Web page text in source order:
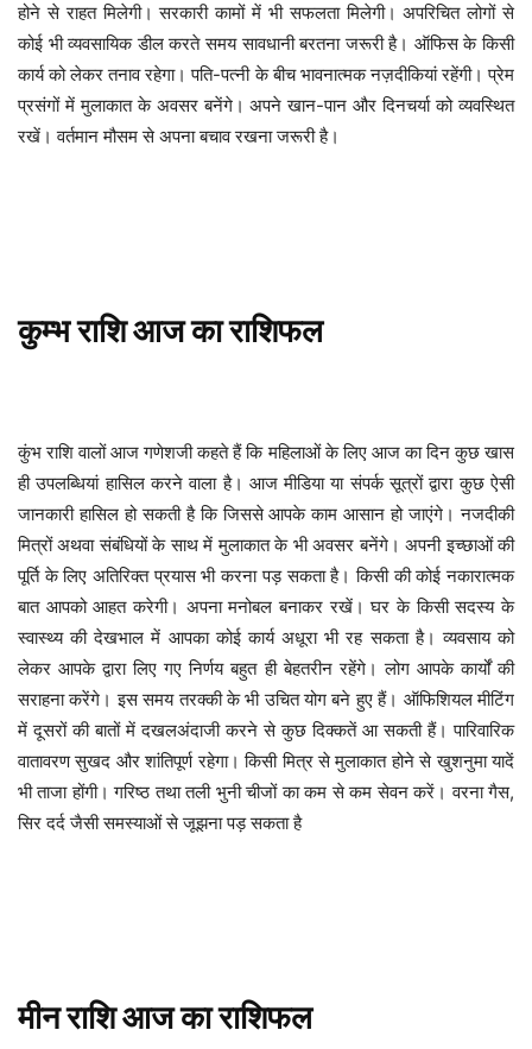
होने से राहत मिलेगी। सरकारी कामों में भी सफलता मिलेगी। अपरिचित लोगों से
कोई भी व्यवसायिक डील करते समय सावधानी बरतना जरूरी है। ऑफिस के किसी
कार्य को लेकर तनाव रहेगा। पति-पत्नी के बीच भावनात्मक नज़दीकियां रहेंगी। प्रेम
प्रसंगों में मुलाकात के अवसर बनेंगे। अपने खान-पान और दिनचर्या को व्यवस्थित
रखें। वर्तमान मौसम से अपना बचाव रखना जरूरी है।
कुम्भराशिआजकाराशिफल
कुंभ राशि वालों आज गणेशजी कहते हैं कि महिलाओं के लिए आज का दिन कुछ खास
ही उपलब्धियां हासिल करने वाला है। आज मीडिया या संपर्क सूत्रों द्वारा कुछ ऐसी
जानकारी हासिल हो सकती है कि जिससे आपके काम आसान हो जाएंगे। नजदीकी
मित्रों अथवा संबंधियों के साथ में मुलाकात के भी अवसर बनेंगे। अपनी इच्छाओं की
पूर्ति के लिए अतिरिक्त प्रयास भी करना पड़ सकता है। किसी की कोई नकारात्मक
बात आपको आहत करेगी। अपना मनोबल बनाकर रखें। घर के किसी सदस्य के
स्वास्थ्य की देखभाल में आपका कोई कार्य अधूरा भी रह सकता है। व्यवसाय को
लेकर आपके द्वारा लिए गए निर्णय बहुत ही बेहतरीन रहेंगे। लोग आपके कार्यों की
सराहना करेंगे। इस समय तरक्की के भी उचित योग बने हुए हैं। ऑफिशियल मीटिंग
में दूसरों की बातों में दखलअंदाजी करने से कुछ दिक्कतें आ सकती हैं। पारिवारिक
वातावरण सुखद और शांतिपूर्ण रहेगा। किसी मित्र से मुलाकात होने से खुशनुमा यादें
भी ताजा होंगी। गरिष्ठ तथा तली भुनी चीजों का कम से कम सेवन करें। वरना गैस,
सिर दर्द जैसी समस्याओं से जूझना पड़ सकता है
मीनराशिआजकाराशिफल